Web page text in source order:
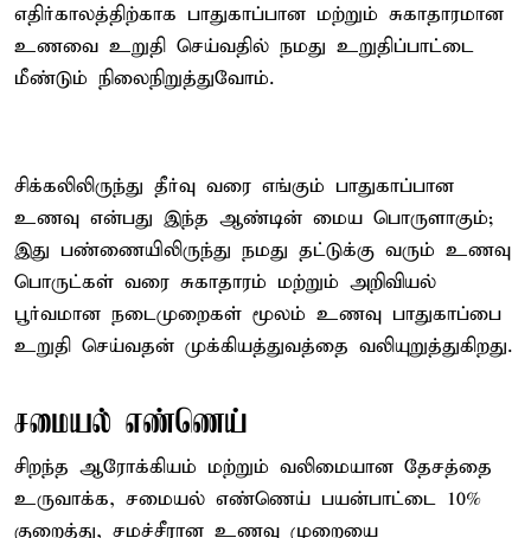
எதிர்காலத்திற்காக பாதுகாப்பான மற்றும் சுகாதாரமான
உணவை உறுதி செய்வதில் நமது உறுதிப்பாட்டை
மீண்டும் நிலைநிறுத்துவோம்.
சிக்கலிலிருந்து தீர்வு வரை எங்கும் பாதுகாப்பான
உணவு என்பது இந்த ஆண்டின் மைய பொருளாகும்;
இது பண்ணையிலிருந்து நமது தட்டுக்கு வரும் உணவு
பொருட்கள் வரை சுகாதாரம் மற்றும் அறிவியல்
பூர்வமான நடைமுறைகள் மூலம் உணவு பாதுகாப்பை
உறுதி செய்வதன் முக்கியத்துவத்தை வலியுறுத்துகிறது.
சமையல் எண்ணெய்
சிறந்த ஆரோக்கியம் மற்றும் வலிமையான தேசத்தை
உருவாக்க, சமையல் எண்ணெய் பயன்பாட்டை 10%
குறைத்து, சமச்சீரான உணவு முறையை